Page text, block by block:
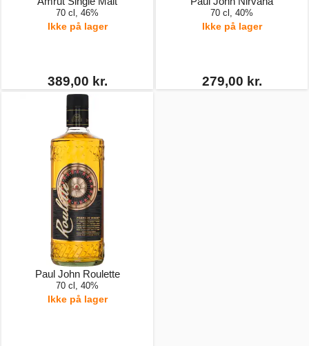
70 cl, 46%
Ikke på lager
389,00 kr.
70 cl, 40%
Ikke på lager
279,00 kr.
Paul John Roulette
70 cl, 40%
Ikke på lager